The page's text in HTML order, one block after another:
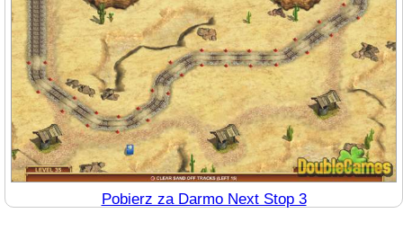
Pobierz za Darmo Next Stop 3